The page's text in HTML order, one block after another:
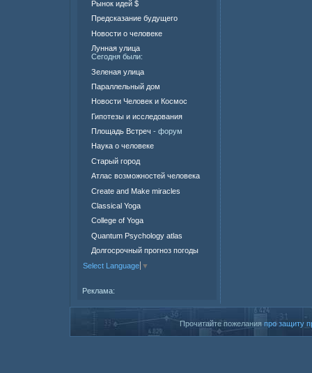
Рынок идей $
Предсказание будущего
Новости о человеке
Лунная улица
Сегодня были:
Зеленая улица
Параллельный дом
Новости Человек и Космос
Гипотезы и исследования
Площадь Встреч - форум
Наука о человеке
Старый город
Атлас возможностей человека
Create and Make miracles
Classical Yoga
College of Yoga
Quantum Psychology atlas
Долгосрочный прогноз погоды
Select Language ▼
Реклама:
Прочитайте пожелания про защиту